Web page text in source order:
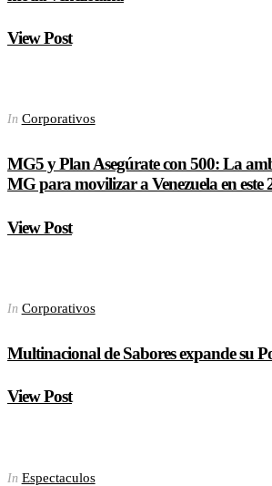
View Post
In Corporativos
MG5 y Plan Asegúrate con 500: La
MG para movilizar a Venezuela en este
View Post
In Corporativos
Multinacional de Sabores expande su
View Post
In Espectaculos